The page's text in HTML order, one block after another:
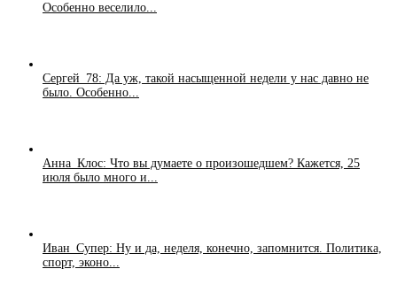
Особенно веселило...
Сергей_78: Да уж, такой насыщенной недели у нас давно не
было. Особенно...
Анна_Клос: Что вы думаете о произошедшем? Кажется, 25
июля было много и...
Иван_Супер: Ну и да, неделя, конечно, запомнится. Политика,
спорт, эконо...